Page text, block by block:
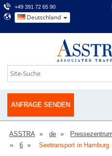
+49 391 72 65 90
Deutschland
ANFRAGE SENDEN
ASSTRA de Pressezentrum
6
Seetransport in Hamburg